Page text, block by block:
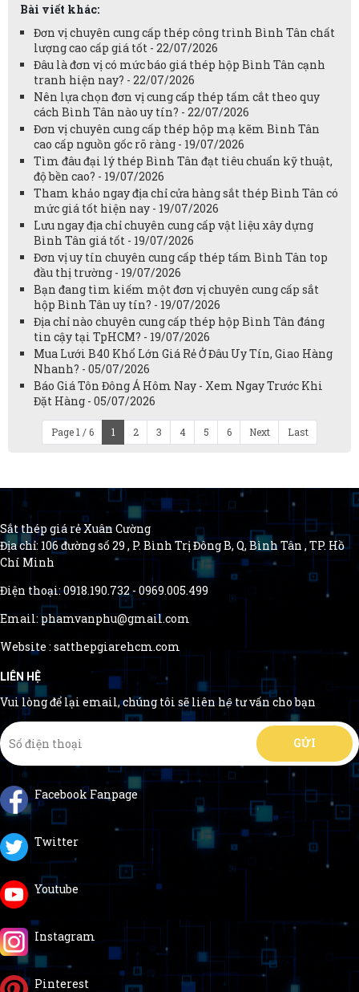
Bài viết khác:
Đơn vị chuyên cung cấp thép công trình Bình Tân chất
lượng cao cấp giá tốt - 22/07/2026
Đâu là đơn vị có mức báo giá thép hộp Bình Tân cạnh
tranh hiện nay? - 22/07/2026
Nên lựa chọn đơn vị cung cấp thép tấm cắt theo quy
cách Bình Tân nào uy tín? - 22/07/2026
Đơn vị chuyên cung cấp thép hộp mạ kẽm Bình Tân
cao cấp nguồn gốc rõ ràng - 19/07/2026
Tìm đâu đại lý thép Bình Tân đạt tiêu chuẩn kỹ thuật,
độ bền cao? - 19/07/2026
Tham khảo ngay địa chỉ cửa hàng sắt thép Bình Tân có
mức giá tốt hiện nay - 19/07/2026
Lưu ngay địa chỉ chuyên cung cấp vật liệu xây dựng
Bình Tân giá tốt - 19/07/2026
Đơn vị uy tín chuyên cung cấp thép tấm Bình Tân top
đầu thị trường - 19/07/2026
Bạn đang tìm kiếm một đơn vị chuyên cung cấp sắt
hộp Bình Tân uy tín? - 19/07/2026
Địa chỉ nào chuyên cung cấp thép hộp Bình Tân đáng
tin cậy tại TpHCM? - 19/07/2026
Mua Lưới B40 Khổ Lớn Giá Rẻ Ở Đâu Uy Tín, Giao Hàng
Nhanh? - 05/07/2026
Báo Giá Tôn Đông Á Hôm Nay - Xem Ngay Trước Khi
Đặt Hàng - 05/07/2026
Page 1 / 6 1 2 3 4 5 6 Next Last
Sắt thép giá rẻ Xuân Cường
Địa chỉ: 106 đường số 29 , P. Bình Trị Đông B, Q, Bình Tân , TP. Hồ
Chí Minh
Điện thoại: 0918.190.732 - 0969.005.499
Email: phamvanphu@gmail.com
Website : satthepgiarehcm.com
LIÊN HỆ
Vui lòng để lại email, chúng tôi sẽ liên hệ tư vấn cho bạn
Facebook Fanpage
Twitter
Youtube
Instagram
Pinterest